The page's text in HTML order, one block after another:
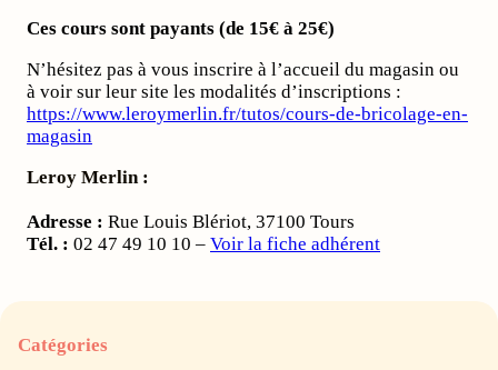
Ces cours sont payants (de 15€ à 25€)
N’hésitez pas à vous inscrire à l’accueil du magasin ou
à voir sur leur site les modalités d’inscriptions :
https://www.leroymerlin.fr/tutos/cours-de-bricolage-en-
magasin
Leroy Merlin :
Adresse : Rue Louis Blériot, 37100 Tours
Tél. : 02 47 49 10 10 – Voir la fiche adhérent
Catégories